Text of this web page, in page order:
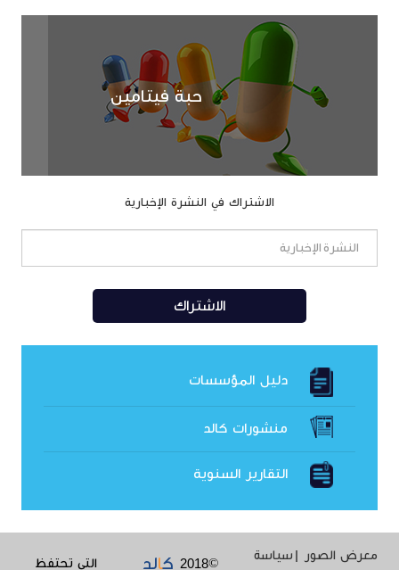
حبة فيتامين
الاشتراك في النشرة الإخبارية
دليل المؤسسات
منشورات كالد
التقارير السنوية
التي تحتفظ ©
2018 كالد معرض الصور سياسة